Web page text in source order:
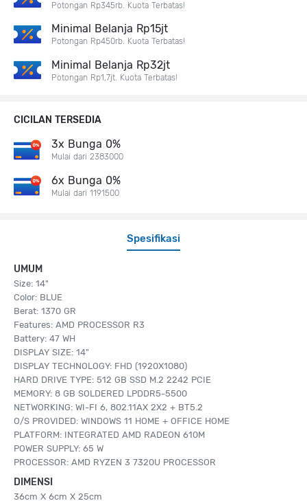
Spesifikasi
UMUM
Size: 14"
Color: BLUE
Berat: 1370 GR
Features: AMD PROCESSOR R3
Battery: 47 WH
DISPLAY SIZE: 14"
DISPLAY TECHNOLOGY: FHD (1920X1080)
HARD DRIVE TYPE: 512 GB SSD M.2 2242 PCIE
MEMORY: 8 GB SOLDERED LPDDR5-5500
NETWORKING: WI-FI 6, 802.11AX 2X2 + BT5.2
O/S PROVIDED: WINDOWS 11 HOME + OFFICE HOME
PLATFORM: INTEGRATED AMD RADEON 610M
POWER SUPPLY: 65 W
PROCESSOR: AMD RYZEN 3 7320U PROCESSOR
DIMENSI
36cm X 6cm X 25cm
Potongan Rp345rb. Kuota Terbatas!
Minimal Belanja Rp15jt
Potongan Rp450rb. Kuota Terbatas!
Minimal Belanja Rp32jt
Potongan Rp1,7jt. Kuota Terbatas!
CICILAN TERSEDIA
3x Bunga 0%
Mulai dari 2383000
6x Bunga 0%
Mulai dari 1191500